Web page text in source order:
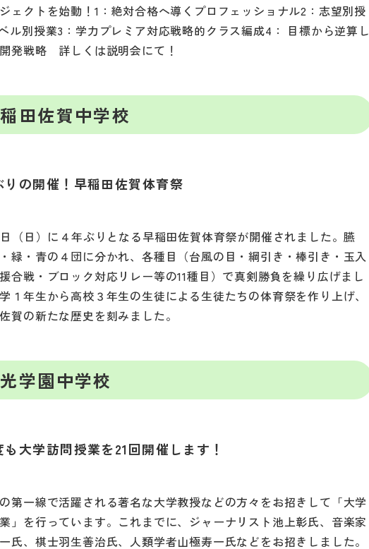
ェクトを始動！1：絶対合格へ導くプロフェッショナル2：志望別授
ル別授業3：学力プレミア対応戦略的クラス編成4： 目標から逆算し
発戦略 詳しくは説明会にて！
田佐賀中学校
りの開催！早稲田佐賀体育祭
（日）に４年ぶりとなる早稲田佐賀体育祭が開催されました。臙
緑・青の４団に分かれ、各種目（台風の目・綱引き・棒引き・玉入
合戦・ブロック対応リレー等の11種目）で真剣勝負を繰り広げまし
１年生から高校３年生の生徒による生徒たちの体育祭を作り上げ、
賀の新たな歴史を刻みました。
学園中学校
大学訪問授業を21回開催します！
第一線で活躍される著名な大学教授などの方々をお招きして「大学
」を行っています。これまでに、ジャーナリスト池上彰氏、音楽家
氏、棋士羽生善治氏、人類学者山極寿一氏などをお招きしました。